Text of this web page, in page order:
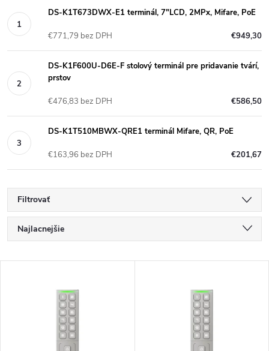
DS-K1T673DWX-E1 terminál, 7"LCD, 2MPx, Mifare, PoE
€949,30
€771,79 bez DPH
DS-K1F600U-D6E-F stolový terminál pre pridavanie tvárí,
prstov
€586,50
€476,83 bez DPH
DS-K1T510MBWX-QRE1 terminál Mifare, QR, PoE
€201,67
€163,96 bez DPH
Filtrovať
R
a
Najlacnejšie